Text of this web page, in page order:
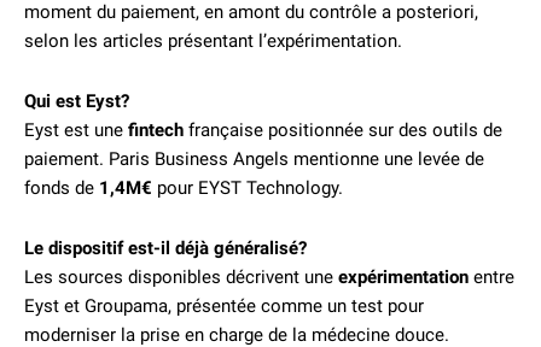
moment du paiement, en amont du contrôle a posteriori,
selon les articles présentant l’expérimentation.
Qui est Eyst?
Eyst est une fintech française positionnée sur des outils de
paiement. Paris Business Angels mentionne une levée de
fonds de 1,4M€ pour EYST Technology.
Le dispositif est-il déjà généralisé?
Les sources disponibles décrivent une expérimentation entre
Eyst et Groupama, présentée comme un test pour
moderniser la prise en charge de la médecine douce.